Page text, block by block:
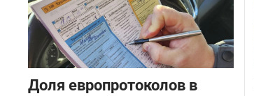
Доля европротоколов в